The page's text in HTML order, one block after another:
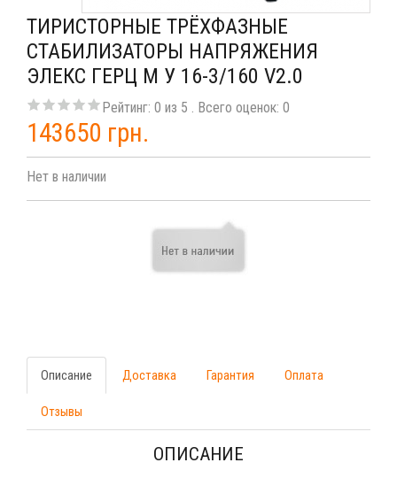
ТИРИСТОРНЫЕ ТРЁХФАЗНЫЕ
СТАБИЛИЗАТОРЫ НАПРЯЖЕНИЯ
ЭЛЕКС ГЕРЦ М У 16-3/160 V2.0
Рейтинг: 0 из 5 . Всего оценок: 0
143650 грн.
Нет в наличии
Описание Доставка Гарантия Оплата
Отзывы
ОПИСАНИЕ